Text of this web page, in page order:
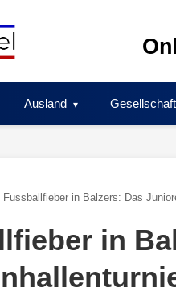
Ausland Gesellschaft
Fussballfieber in Balzers: Das
in